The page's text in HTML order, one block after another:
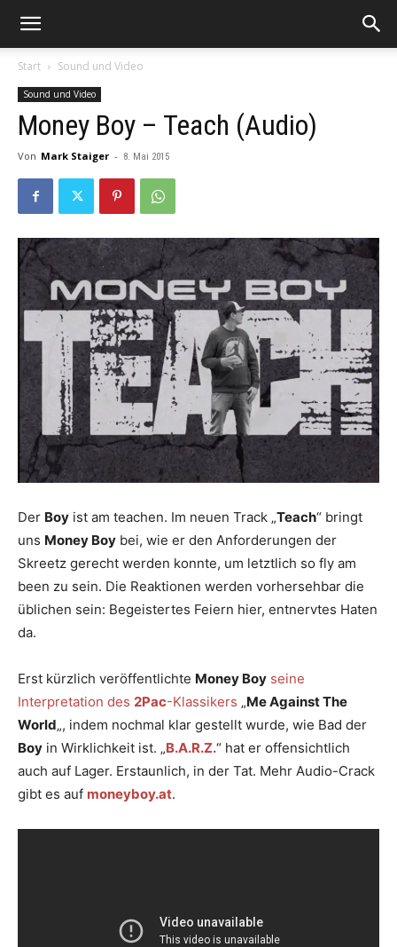
Start Sound und Video
Sound und Video
Money Boy – Teach (Audio)
Von Mark Staiger - 8. Mai 2015
Der Boy ist am teachen. Im neuen Track „Teach“ bringt
uns Money Boy bei, wie er den Anforderungen der
Skreetz gerecht werden konnte, um letztlich so fly am
been zu sein. Die Reaktionen werden vorhersehbar die
üblichen sein: Begeistertes Feiern hier, entnervtes Haten
da.
Erst kürzlich veröffentlichte Money Boy seine
Interpretation des 2Pac-Klassikers „Me Against The
World„, indem nochmal klar gestellt wurde, wie Bad der
Boy in Wirklichkeit ist. „B.A.R.Z.“ hat er offensichtlich
auch auf Lager. Erstaunlich, in der Tat. Mehr Audio-Crack
gibt es auf moneyboy.at.